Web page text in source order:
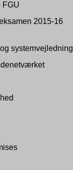
FGU
2015-16
systemvejledning